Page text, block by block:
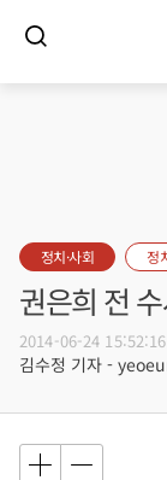
정치·사회 정
권은희 전
2014-06-24 15:52:16
김수정 기자 -